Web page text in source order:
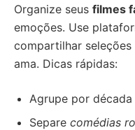
Organize seus filmes
emoções. Use
compartilhar
ama. Dicas rápidas:
Agrupe por
Separe comédias